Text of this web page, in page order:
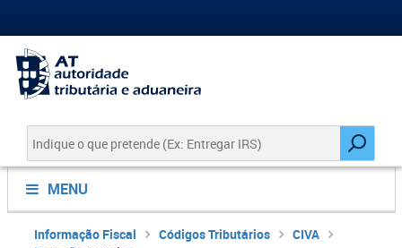
MENU
Informação Fiscal Códigos Tributários
CIVA